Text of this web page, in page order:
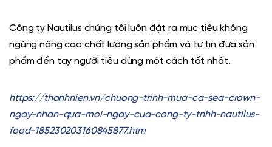
Công ty Nautilus chúng tôi luôn đặt ra mục tiêu không
ngừng nâng cao chất lượng sản phẩm và tự tin đưa sản
phẩm đến tay người tiêu dùng một cách tốt nhất.
https://thanhnien.vn/chuong-trinh-mua-ca-sea-crown-
ngay-nhan-qua-moi-ngay-cua-cong-ty-tnhh-nautilus-
food-185230203160845877.htm